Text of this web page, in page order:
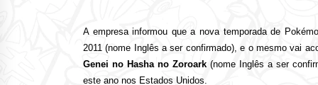
A empresa informou que a nova temporada de
2011 (nome Inglês a ser confirmado), e o mesmo vai
Genei no Hasha no Zoroark (nome Inglês a ser
este ano nos Estados Unidos.